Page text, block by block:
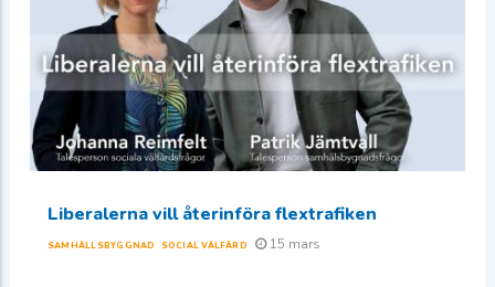
Liberalerna vill återinföra flextrafiken
SAMHÄLLSBYGGNAD SOCIAL VÄLFÄRD 15 mars